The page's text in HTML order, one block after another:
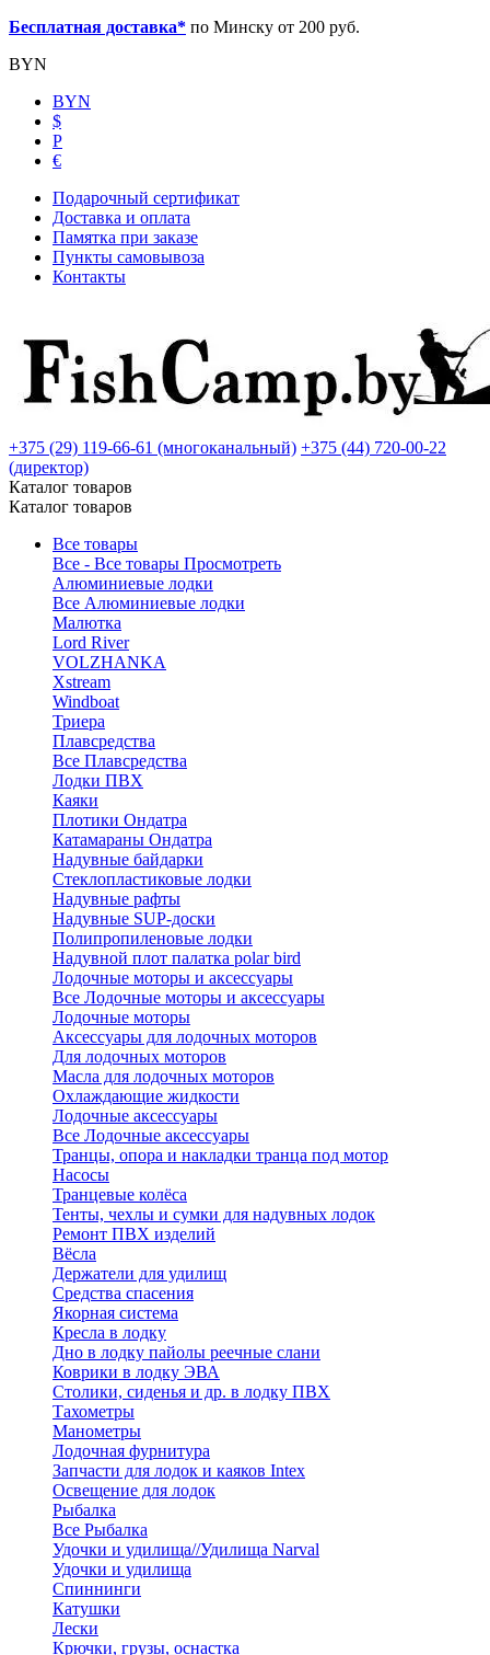
Бесплатная доставка* по Минску от 200 руб.
BYN
BYN
$
Р
€
Подарочный сертификат
Доставка и оплата
Памятка при заказе
Пункты самовывоза
Контакты
+375 (29) 119-66-61 (многоканальный) +375 (44) 720-00-22
(директор)
Каталог товаров
Каталог товаров
Все товары
Все - Все товары Просмотреть
Алюминиевые лодки
Все Алюминиевые лодки
Малютка
Lord River
VOLZHANKA
Xstream
Windboat
Триера
Плавсредства
Все Плавсредства
Лодки ПВХ
Каяки
Плотики Ондатра
Катамараны Ондатра
Надувные байдарки
Стеклопластиковые лодки
Надувные рафты
Надувные SUP-доски
Полипропиленовые лодки
Надувной плот палатка polar bird
Лодочные моторы и аксессуары
Все Лодочные моторы и аксессуары
Лодочные моторы
Аксессуары для лодочных моторов
Для лодочных моторов
Масла для лодочных моторов
Охлаждающие жидкости
Лодочные аксессуары
Все Лодочные аксессуары
Транцы, опора и накладки транца под мотор
Насосы
Транцевые колёса
Тенты, чехлы и сумки для надувных лодок
Ремонт ПВХ изделий
Вёсла
Держатели для удилищ
Средства спасения
Якорная система
Кресла в лодку
Дно в лодку пайолы реечные слани
Коврики в лодку ЭВА
Столики, сиденья и др. в лодку ПВХ
Тахометры
Манометры
Лодочная фурнитура
Запчасти для лодок и каяков Intex
Освещение для лодок
Рыбалка
Все Рыбалка
Удочки и удилища//Удилища Narval
Удочки и удилища
Спиннинги
Катушки
Лески
Крючки, грузы, оснастка